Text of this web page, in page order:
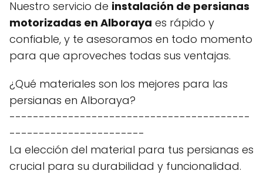
Nuestro servicio de instalación de persianas
motorizadas en Alboraya es rápido y
confiable, y te asesoramos en todo momento
para que aproveches todas sus ventajas.
¿Qué materiales son los mejores para las
persianas en Alboraya?
-----------------------------------------
-----------------------
La elección del material para tus persianas es
crucial para su durabilidad y funcionalidad.